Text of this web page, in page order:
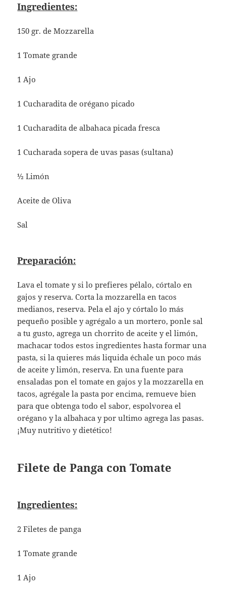
Ingredientes:
150 gr. de Mozzarella
1 Tomate grande
1 Ajo
1 Cucharadita de orégano picado
1 Cucharadita de albahaca picada fresca
1 Cucharada sopera de uvas pasas (sultana)
½ Limón
Aceite de Oliva
Sal
Preparación:
Lava el tomate y si lo prefieres pélalo, córtalo en
gajos y reserva. Corta la mozzarella en tacos
medianos, reserva. Pela el ajo y córtalo lo más
pequeño posible y agrégalo a un mortero, ponle sal
a tu gusto, agrega un chorrito de aceite y el limón,
machacar todos estos ingredientes hasta formar una
pasta, si la quieres más liquida échale un poco más
de aceite y limón, reserva. En una fuente para
ensaladas pon el tomate en gajos y la mozzarella en
tacos, agrégale la pasta por encima, remueve bien
para que obtenga todo el sabor, espolvorea el
orégano y la albahaca y por ultimo agrega las pasas.
¡Muy nutritivo y dietético!
Filete de Panga con Tomate
Ingredientes:
2 Filetes de panga
1 Tomate grande
1 Ajo